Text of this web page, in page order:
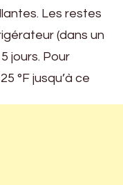
Les restes
(dans un
jours. Pour
°F jusqu’à ce